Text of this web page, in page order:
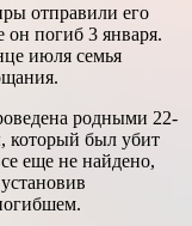
отправили его
он погиб 3 января.
июля семья
родными 22-
который был убит
еще не найдено,